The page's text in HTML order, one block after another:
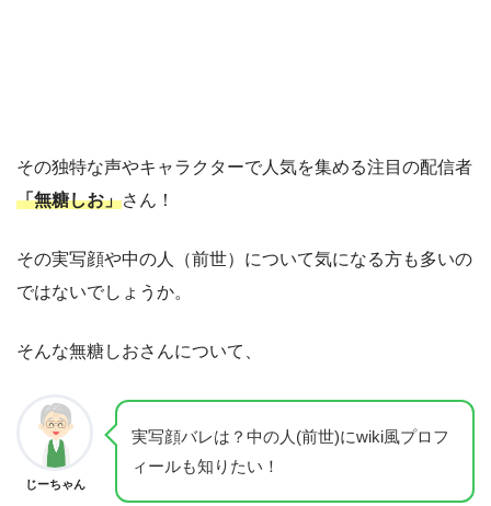
その独特な声やキャラクターで人気を集める注目の配信者
「無糖しお」さん！
その実写顔や中の人（前世）について気になる方も多いの
ではないでしょうか。
そんな無糖しおさんについて、
じーちゃん
実写顔バレは？中の人(前世)にwiki風プロフ
ィールも知りたい！